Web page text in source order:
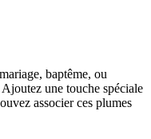
baptême, ou
Ajoutez une touche spéciale
associer ces plumes